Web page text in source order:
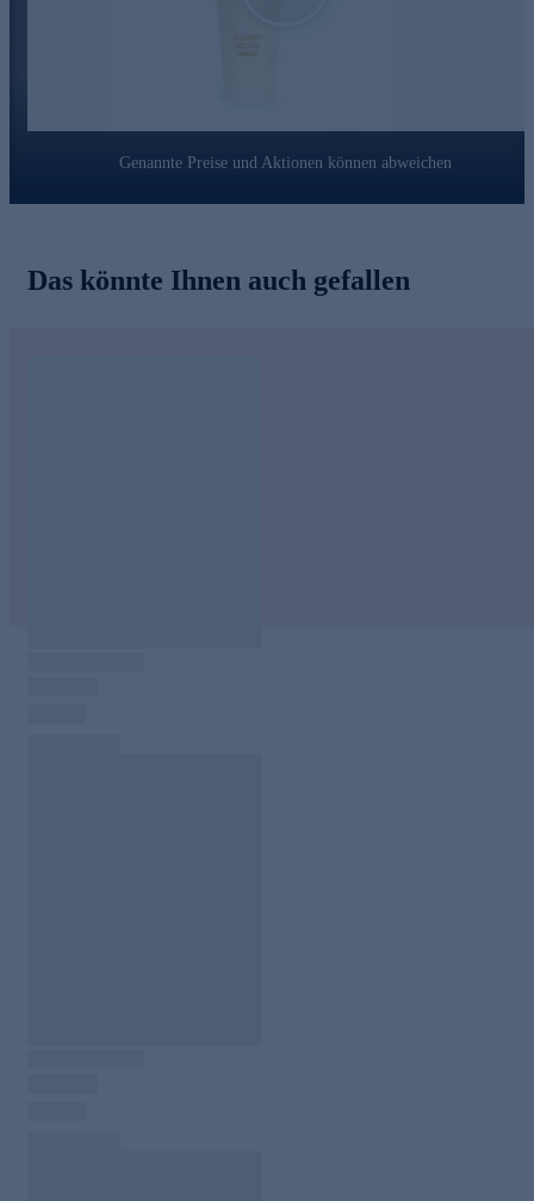
Genannte Preise und Aktionen können abweichen
Das könnte Ihnen auch gefallen